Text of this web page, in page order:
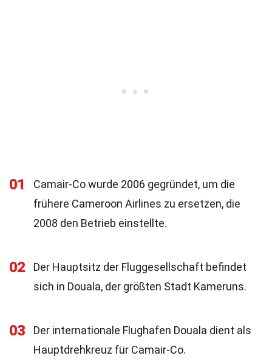
01
Camair-Co wurde 2006 gegründet, um die
frühere Cameroon Airlines zu ersetzen, die
2008 den Betrieb einstellte.
02
Der Hauptsitz der Fluggesellschaft befindet
sich in Douala, der größten Stadt Kameruns.
03
Der internationale Flughafen Douala dient als
Hauptdrehkreuz für Camair-Co.